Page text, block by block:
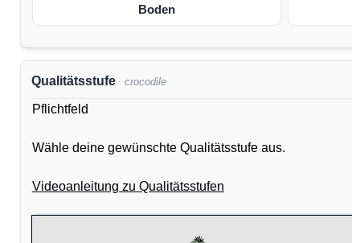
Boden
Qualitätsstufe crocodile
Pflichtfeld
Wähle deine gewünschte Qualitätsstufe aus.
Videoanleitung zu Qualitätsstufen